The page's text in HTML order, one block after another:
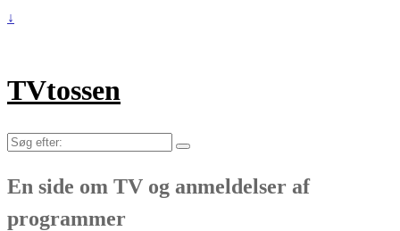
↓
TVtossen
Søg
En side om TV og anmeldelser af
programmer